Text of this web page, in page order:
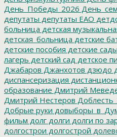
День_Победы_2026
депутаты депутаты ЕАО
больница детская
детская_больница детские
детские пособия детские сады
лагерь детский сад детское
Джабаров Джанхотов дзюдо
диспансеризация
образование Дмитрий
Дмитрий Нестеров
Добрые руки
фильм долг долги долги по
долгострои долгострой